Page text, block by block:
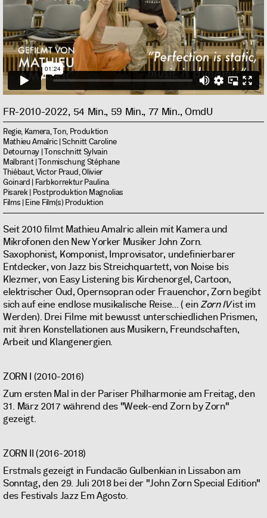
FR-2010-2022, 54 Min., 59 Min., 77 Min., OmdU
Regie, Kamera, Ton, Produktion
Mathieu Amalric | Schnitt Caroline
Detournay | Tonschnitt Sylvain
Malbrant | Tonmischung Stéphane
Thiébaut, Victor Praud, Olivier
Goinard | Farbkorrektur Paulina
Pisarek | Postproduktion Magnolias
Films | Eine Film(s) Produktion
Seit 2010 filmt Mathieu Amalric allein mit Kamera und
Mikrofonen den New Yorker Musiker John Zorn.
Saxophonist, Komponist, Improvisator, undefinierbarer
Entdecker, von Jazz bis Streichquartett, von Noise bis
Klezmer, von Easy Listening bis Kirchenorgel, Cartoon,
elektrischer Oud, Opernsopran oder Frauenchor, Zorn begibt
sich auf eine endlose musikalische Reise... ( einZorn IVist im
Werden). Drei Filme mit bewusst unterschiedlichen Prismen,
mit ihren Konstellationen aus Musikern, Freundschaften,
Arbeit und Klangenergien.
ZORN I (2010-2016)
Zum ersten Mal in der Pariser Philharmonie am Freitag, den
31. März 2017 während des "Week-end Zorn by Zorn"
gezeigt.
ZORN II (2016-2018)
Erstmals gezeigt in Fundacão Gulbenkian in Lissabon am
Sonntag, den 29. Juli 2018 bei der "John Zorn Special Edition"
des Festivals Jazz Em Agosto.